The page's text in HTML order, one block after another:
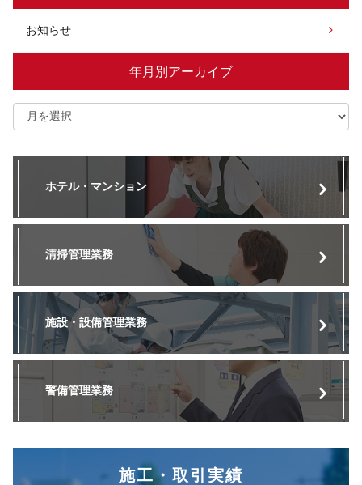
お知らせ
年月別アーカイブ
ホテル・マンション
清掃管理業務
施設・設備管理業務
警備管理業務
施工・取引実績